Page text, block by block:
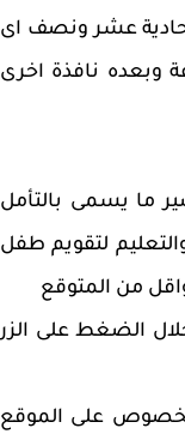
انجليزية والزمن فيها من الساعة 10 حتى الحادية عشر ونصف اى
وبعده نافذة اخرى
ما يسمى بالتأمل
لتقويم طفل
من المتوقع
الضغط على الزر
على الموقع